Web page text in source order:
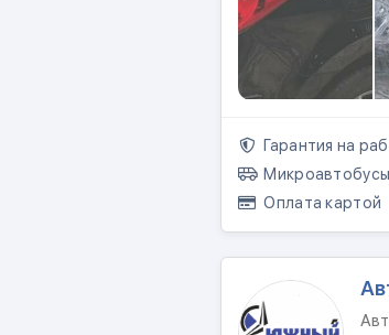
Гарантия на
Микроавтобусы
Оплата картой